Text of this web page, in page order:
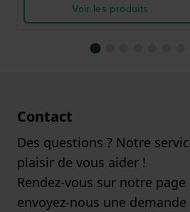
Voir les produits
Contact
Des questions ? Notre
plaisir de vous aider !
Rendez-vous sur notre
envoyez-nous une demande